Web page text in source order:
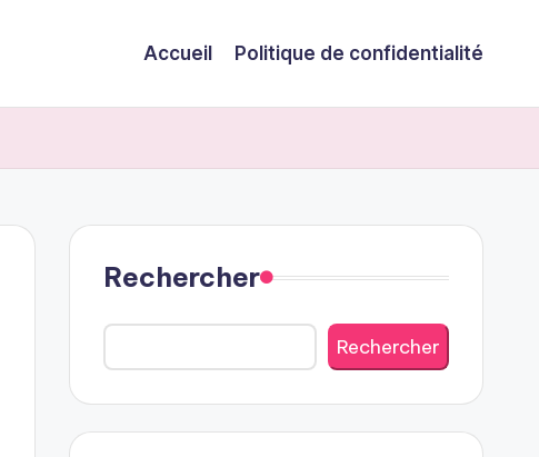
Accueil Politique de confidentialité
Rechercher
Rechercher